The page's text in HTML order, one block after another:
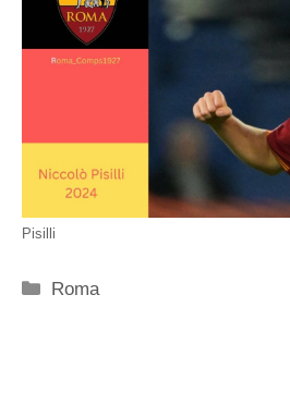
Pisilli
Categorie
Roma